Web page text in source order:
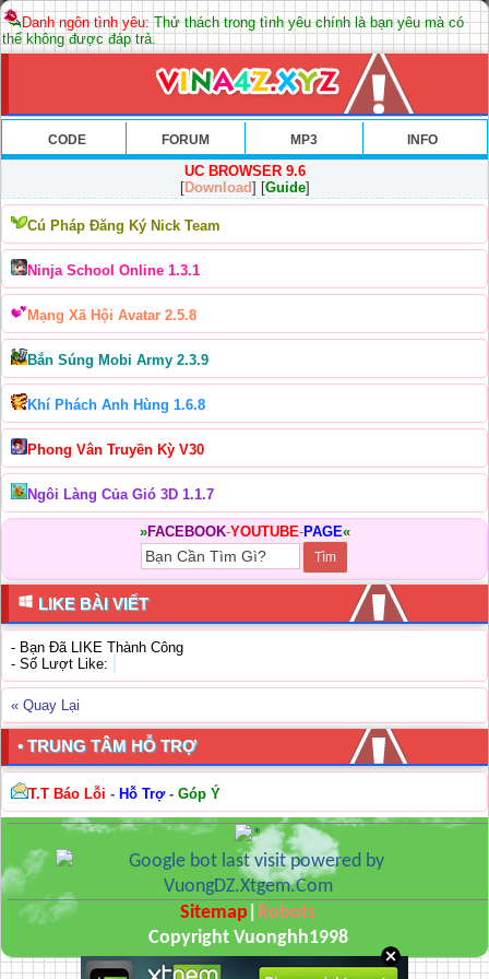
Danh ngôn tình yêu:Thử thách trong tình yêu chính là bạn yêu mà có
thể không được đáp trả.
CODE FORUM MP3 INFO
UC BROWSER 9.6
[Download] [Guide]
Cú Pháp Đăng Ký Nick Team
Ninja School Online 1.3.1
Mạng Xã Hội Avatar 2.5.8
Bắn Súng Mobi Army 2.3.9
Khí Phách Anh Hùng 1.6.8
Phong Vân Truyền Kỳ V30
Ngôi Làng Của Gió 3D 1.1.7
»FACEBOOK-YOUTUBE-PAGE«
LIKE BÀI VIẾT
- Bạn Đã LIKE Thành Công
- Số Lượt Like:
« Quay Lại
• TRUNG TÂM HỖ TRỢ
T.T Báo Lỗi - Hỗ Trợ- Góp Ý
Sitemap Robots
Copyright Vuonghh1998